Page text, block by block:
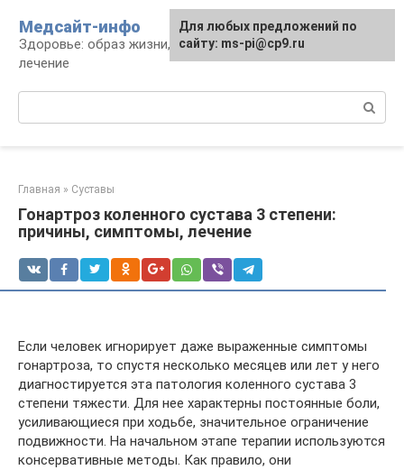
контенту
Медсайт-инфо
Здоровье: образ жизни, профилактика и
лечение
Главная » Суставы
Гонартроз коленного сустава 3 степени:
причины, симптомы, лечение
Если человек игнорирует даже выраженные симптомы
гонартроза, то спустя несколько месяцев или лет у него
диагностируется эта патология коленного сустава 3
степени тяжести. Для нее характерны постоянные боли,
усиливающиеся при ходьбе, значительное ограничение
подвижности. На начальном этапе терапии используются
консервативные методы. Как правило, они
Для любых предложений по
сайту: ms-pi@cp9.ru